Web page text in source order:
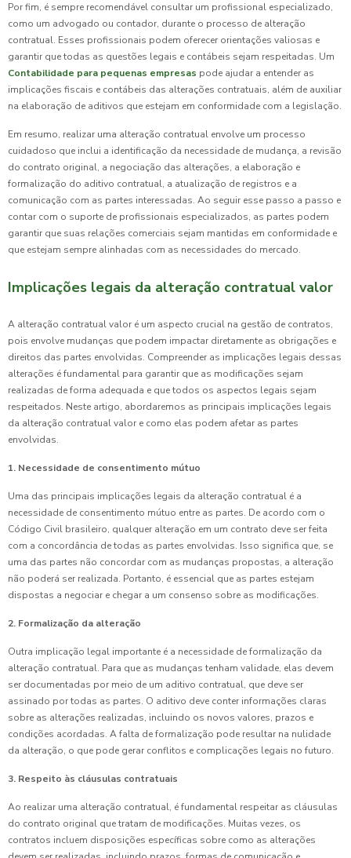
Por fim, é sempre recomendável consultar um profissional especializado,
como um advogado ou contador, durante o processo de alteração
contratual. Esses profissionais podem oferecer orientações valiosas e
garantir que todas as questões legais e contábeis sejam respeitadas. Um
Contabilidade para pequenas empresas pode ajudar a entender as
implicações fiscais e contábeis das alterações contratuais, além de auxiliar
na elaboração de aditivos que estejam em conformidade com a legislação.
Em resumo, realizar uma alteração contratual envolve um processo
cuidadoso que inclui a identificação da necessidade de mudança, a revisão
do contrato original, a negociação das alterações, a elaboração e
formalização do aditivo contratual, a atualização de registros e a
comunicação com as partes interessadas. Ao seguir esse passo a passo e
contar com o suporte de profissionais especializados, as partes podem
garantir que suas relações comerciais sejam mantidas em conformidade e
que estejam sempre alinhadas com as necessidades do mercado.
Implicações legais da alteração contratual valor
A alteração contratual valor é um aspecto crucial na gestão de contratos,
pois envolve mudanças que podem impactar diretamente as obrigações e
direitos das partes envolvidas. Compreender as implicações legais dessas
alterações é fundamental para garantir que as modificações sejam
realizadas de forma adequada e que todos os aspectos legais sejam
respeitados. Neste artigo, abordaremos as principais implicações legais
da alteração contratual valor e como elas podem afetar as partes
envolvidas.
1. Necessidade de consentimento mútuo
Uma das principais implicações legais da alteração contratual é a
necessidade de consentimento mútuo entre as partes. De acordo com o
Código Civil brasileiro, qualquer alteração em um contrato deve ser feita
com a concordância de todas as partes envolvidas. Isso significa que, se
uma das partes não concordar com as mudanças propostas, a alteração
não poderá ser realizada. Portanto, é essencial que as partes estejam
dispostas a negociar e chegar a um consenso sobre as modificações.
2. Formalização da alteração
Outra implicação legal importante é a necessidade de formalização da
alteração contratual. Para que as mudanças tenham validade, elas devem
ser documentadas por meio de um aditivo contratual, que deve ser
assinado por todas as partes. O aditivo deve conter informações claras
sobre as alterações realizadas, incluindo os novos valores, prazos e
condições acordadas. A falta de formalização pode resultar na nulidade
da alteração, o que pode gerar conflitos e complicações legais no futuro.
3. Respeito às cláusulas contratuais
Ao realizar uma alteração contratual, é fundamental respeitar as cláusulas
do contrato original que tratam de modificações. Muitas vezes, os
contratos incluem disposições específicas sobre como as alterações